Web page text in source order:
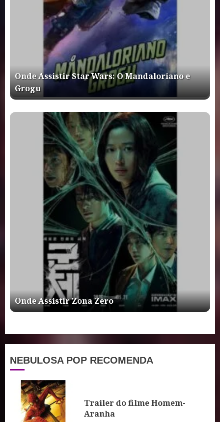
Onde Assistir Star Wars: O Mandaloriano e
Grogu
Onde Assistir Zona Zero
NEBULOSA POP RECOMENDA
Trailer do filme Homem-
Aranha